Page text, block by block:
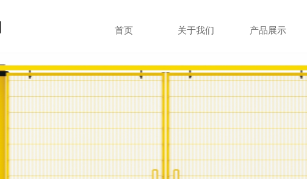
首页 关于我们 产品展示
工厂直销 / 质量保障 / 现货供应